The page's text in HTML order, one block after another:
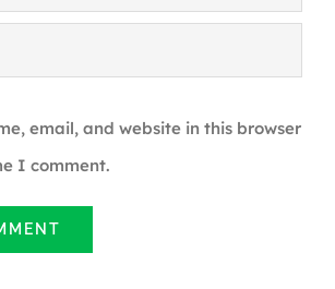
email, and website in this browser
I comment.